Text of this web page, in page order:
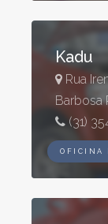
OFICINA
Kadu
Rua
Barbosa
(31)